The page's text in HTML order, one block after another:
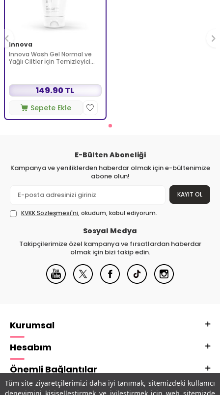
Tüm site ziyaretçilerimizi daha iyi tanımak, sitemizdeki kullanıcı
Innova
Innova Wash Gel Normal ve
Yağlı Ciltler İçin Temizleyici
149.90 TL
Sepete Ekle
E-Bülten Aboneliği
Kampanya ve yeniliklerden haberdar olmak için e-bültenimize
abone olun!
KAYIT OL
KVKK Sözleşmesi'ni, okudum, kabul ediyorum.
Sosyal Medya
Takipçilerimize özel kampanya ve fırsatlardan haberdar
olmak için bizi takip edin.
Kurumsal
Hesabım
Önemli Bağlantılar
Adres & İletişim